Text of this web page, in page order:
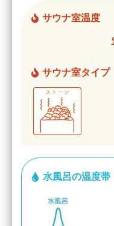
サウナ室温度
サウナ室タイプ
水風呂の温度帯